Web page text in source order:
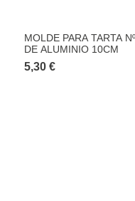
MOLDE PARA TARTA
DE ALUMINIO 10CM
5,30 €